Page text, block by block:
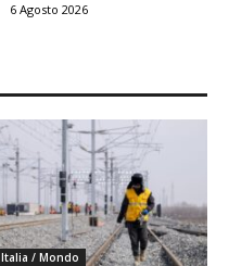
6 Agosto 2026
Italia / Mondo